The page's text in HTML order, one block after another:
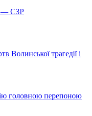
— СЗР
Волинської трагедії і
головною перепоною